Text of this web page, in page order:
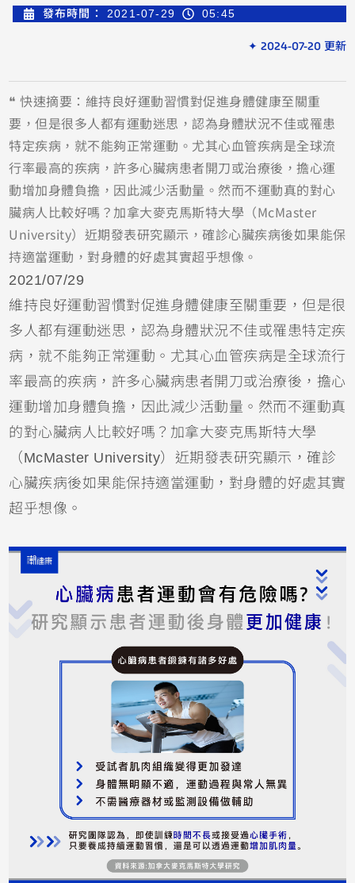
發布時間： 2021-07-29 05:45
✦ 2024-07-20 更新
❝ 快速摘要：維持良好運動習慣對促進身體健康至關重
要，但是很多人都有運動迷思，認為身體狀況不佳或罹患
特定疾病，就不能夠正常運動。尤其心血管疾病是全球流
行率最高的疾病，許多心臟病患者開刀或治療後，擔心運
動增加身體負擔，因此減少活動量。然而不運動真的對心
臟病人比較好嗎？加拿大麥克馬斯特大學（McMaster
University）近期發表研究顯示，確診心臟疾病後如果能保
持適當運動，對身體的好處其實超乎想像。
2021/07/29
維持良好運動習慣對促進身體健康至關重要，但是很
多人都有運動迷思，認為身體狀況不佳或罹患特定疾
病，就不能夠正常運動。尤其心血管疾病是全球流行
率最高的疾病，許多心臟病患者開刀或治療後，擔心
運動增加身體負擔，因此減少活動量。然而不運動真
的對心臟病人比較好嗎？加拿大麥克馬斯特大學
（McMaster University）近期發表研究顯示，確診
心臟疾病後如果能保持適當運動，對身體的好處其實
超乎想像。